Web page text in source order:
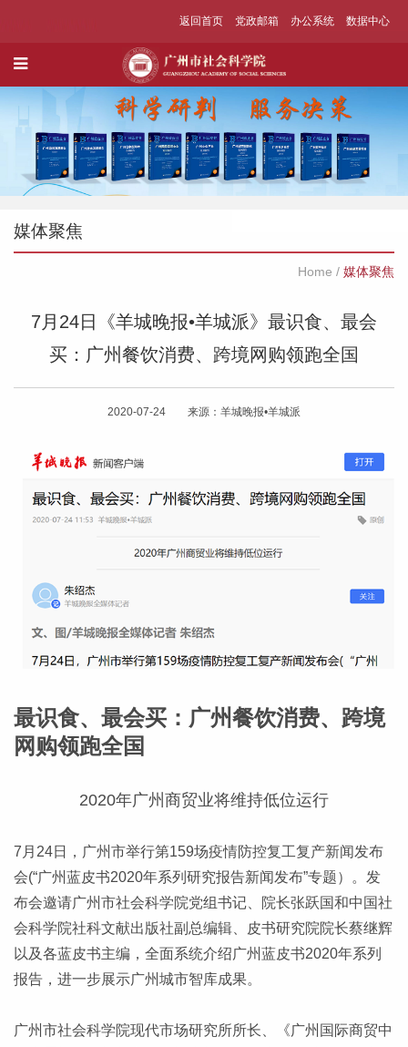
返回首页 党政邮箱 办公系统 数据中心
媒体聚焦
Home / 媒体聚焦
7月24日《羊城晚报•羊城派》​最识食、最会
买：广州餐饮消费、跨境网购领跑全国
2020-07-24 来源：羊城晚报•羊城派
最识食、最会买：广州餐饮消费、跨境
网购领跑全国
2020年广州商贸业将维持低位运行
7月24日，广州市举行第159场疫情防控复工复产新闻发布
会(“广州蓝皮书2020年系列研究报告新闻发布”专题）。发
布会邀请广州市社会科学院党组书记、院长张跃国和中国社
会科学院社科文献出版社副总编辑、皮书研究院院长蔡继辉
以及各蓝皮书主编，全面系统介绍广州蓝皮书2020年系列
报告，进一步展示广州城市智库成果。
广州市社会科学院现代市场研究所所长、《广州国际商贸中